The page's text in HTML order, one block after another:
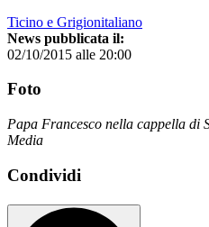
Ticino e Grigionitaliano
News pubblicata il:
02/10/2015 alle 20:00
Foto
Papa Francesco nella cappella di
Media
Condividi